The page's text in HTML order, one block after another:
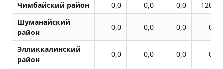
Чимбайский район 0,0 0,0 0,0
120,0
Шуманайский
район
0,0 0,0 0,0 0,0
Элликкалинский
район
0,0 0,0 0,0 0,0